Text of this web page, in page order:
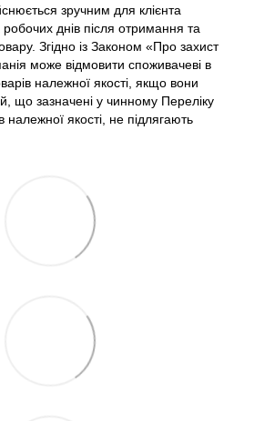
зручним для клієнта
днів після отримання та
Згідно із Законом «Про захист
може відмовити споживачеві в
належної якості, якщо вони
що зазначені у чинному Переліку
належної якості, не підлягають